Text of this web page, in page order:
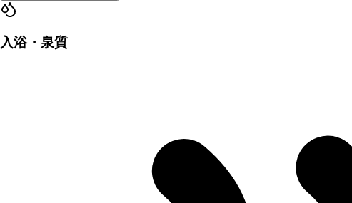
入浴・泉質